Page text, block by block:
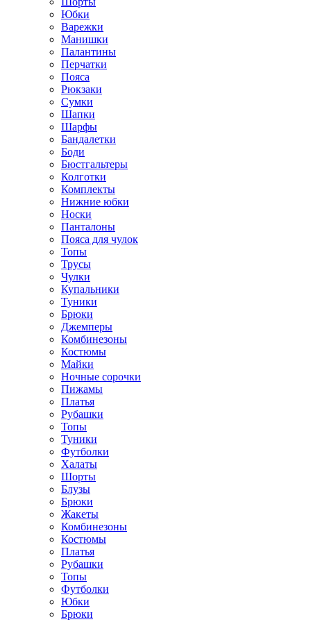
Юбки
Варежки
Манишки
Палантины
Перчатки
Пояса
Рюкзаки
Сумки
Шапки
Шарфы
Бандалетки
Боди
Бюстгальтеры
Колготки
Комплекты
Нижние юбки
Носки
Панталоны
Поясa для чулок
Топы
Трусы
Чулки
Купальники
Туники
Брюки
Джемперы
Комбинезоны
Костюмы
Майки
Ночные сорочки
Пижамы
Платья
Рубашки
Топы
Туники
Футболки
Халаты
Шорты
Блузы
Брюки
Жакеты
Комбинезоны
Костюмы
Платья
Рубашки
Топы
Футболки
Юбки
Брюки